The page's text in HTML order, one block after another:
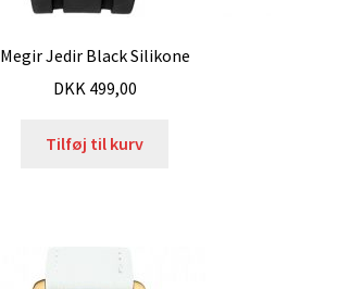
Megir Jedir Black Silikone
DKK499,00
Tilføj til kurv